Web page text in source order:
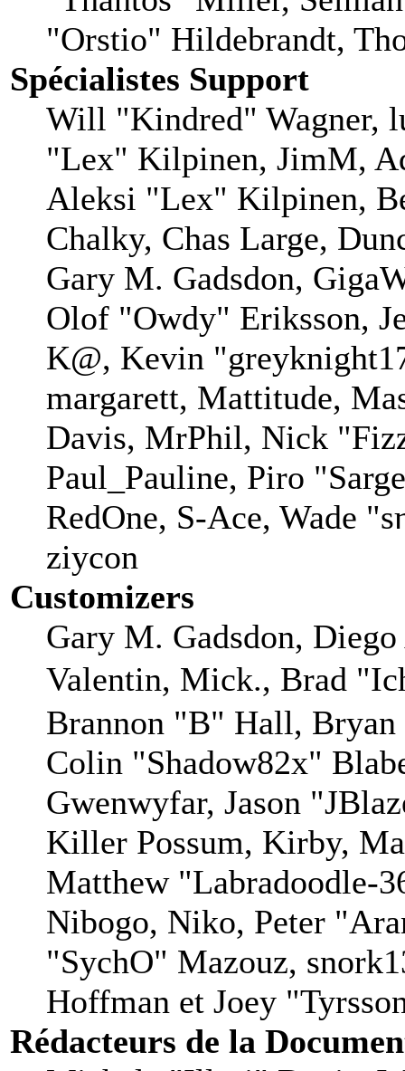
"Orstio" Hildebrandt,
Spécialistes Support
Will "Kindred" Wagner,
"Lex" Kilpinen, JimM,
Aleksi "Lex" Kilpinen,
Chalky, Chas Large,
Gary M. Gadsdon,
Olof "Owdy" Eriksson,
K@, Kevin
margarett, Mattitude,
Davis, MrPhil, Nick
Paul_Pauline, Piro
RedOne, S-Ace, Wade
ziycon
Customizers
Gary M. Gadsdon,
Valentin, Mick., Brad
Brannon "B" Hall,
Colin "Shadow82x"
Gwenwyfar, Jason
Killer Possum, Kirby,
Matthew "Labradoodle-
Nibogo, Niko, Peter
"SychO" Mazouz,
Hoffman et Joey
Rédacteurs de la